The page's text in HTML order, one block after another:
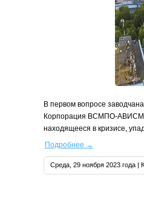
В первом вопросе
Корпорация
находящееся в кризисе,
Подробнее →
Среда, 29 ноября 2023 года |